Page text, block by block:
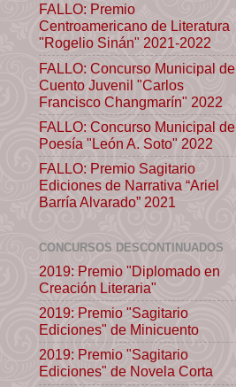
FALLO: Premio
Centroamericano de Literatura
"Rogelio Sinán" 2021-2022
FALLO: Concurso Municipal de
Cuento Juvenil "Carlos
Francisco Changmarín" 2022
FALLO: Concurso Municipal de
Poesía "León A. Soto" 2022
FALLO: Premio Sagitario
Ediciones de Narrativa “Ariel
Barría Alvarado” 2021
CONCURSOS DESCONTINUADOS
2019: Premio "Diplomado en
Creación Literaria"
2019: Premio "Sagitario
Ediciones" de Minicuento
2019: Premio "Sagitario
Ediciones" de Novela Corta